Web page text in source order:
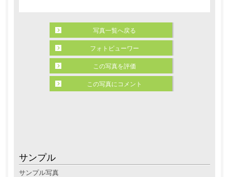
サンプル
サンプル写真
写真一覧へ戻る
フォトビューワー
この写真を評価
この写真にコメント